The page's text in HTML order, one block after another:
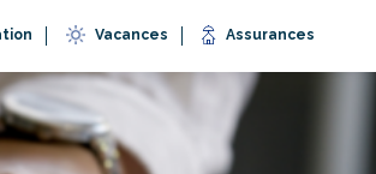
Vacances Assurances